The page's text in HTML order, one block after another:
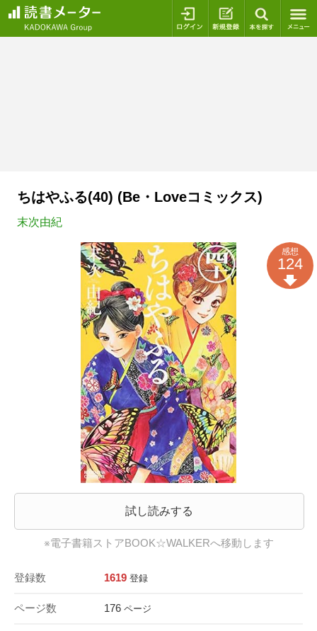
ログイン 新規登録
ちはやふる(40) (Be・Loveコミックス)
末次由紀
試し読みする
※電子書籍ストアBOOK☆WALKERへ移動します
登録数 1619 登録
ページ数 176 ページ
感想
124